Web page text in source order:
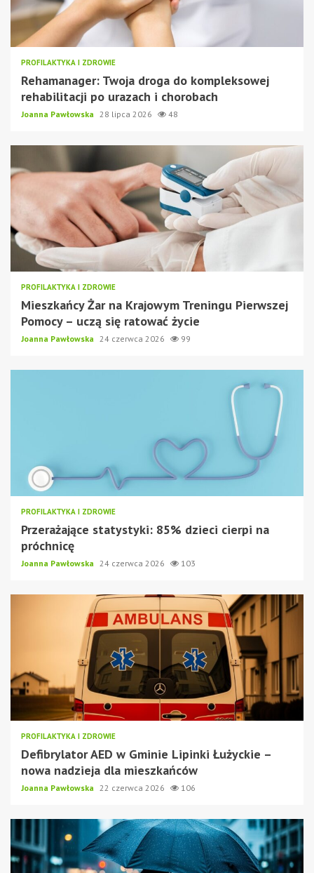
PROFILAKTYKA I ZDROWIE
Rehamanager: Twoja droga do kompleksowej
rehabilitacji po urazach i chorobach
Joanna Pawłowska 28 lipca 2026 48
PROFILAKTYKA I ZDROWIE
Mieszkańcy Żar na Krajowym Treningu Pierwszej
Pomocy – uczą się ratować życie
Joanna Pawłowska 24 czerwca 2026 99
PROFILAKTYKA I ZDROWIE
Przerażające statystyki: 85% dzieci cierpi na
próchnicę
Joanna Pawłowska 24 czerwca 2026 103
PROFILAKTYKA I ZDROWIE
Defibrylator AED w Gminie Lipinki Łużyckie –
nowa nadzieja dla mieszkańców
Joanna Pawłowska 22 czerwca 2026 106